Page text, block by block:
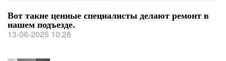
Вот такие ценные специалисты делают ремонт в
нашем подъезде.
13-06-2025 10:26